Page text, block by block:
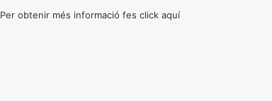
obtenir més informació fes click aquí